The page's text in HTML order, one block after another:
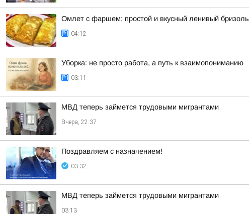
Омлет с фаршем: простой и вкусный ленивый бризоль
04:12
Уборка: не просто работа, а путь к взаимопониманию
03:11
МВД теперь займется трудовыми мигрантами
Вчера, 22:37
Поздравляем с назначением!
03:32
МВД теперь займется трудовыми мигрантами
03:13